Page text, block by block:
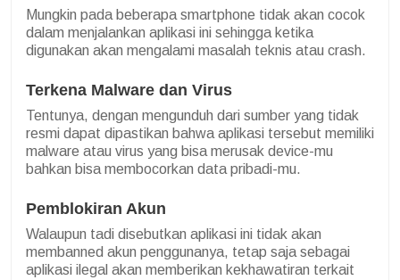
Mungkin pada beberapa smartphone tidak akan cocok
dalam menjalankan aplikasi ini sehingga ketika
digunakan akan mengalami masalah teknis atau crash.
Terkena Malware dan Virus
Tentunya, dengan mengunduh dari sumber yang tidak
resmi dapat dipastikan bahwa aplikasi tersebut memiliki
malware atau virus yang bisa merusak device-mu
bahkan bisa membocorkan data pribadi-mu.
Pemblokiran Akun
Walaupun tadi disebutkan aplikasi ini tidak akan
membanned akun penggunanya, tetap saja sebagai
aplikasi ilegal akan memberikan kekhawatiran terkait